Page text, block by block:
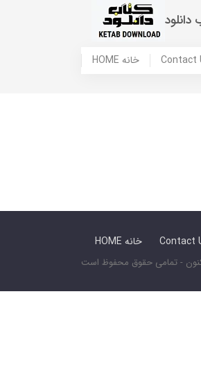
دانلود
HOME خانه
HOME خانه